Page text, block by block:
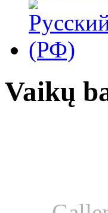
Vaikų